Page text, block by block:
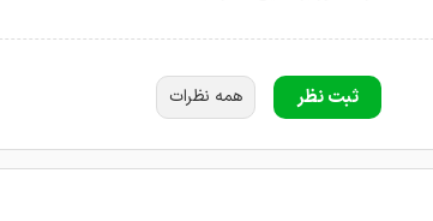
ثبت نظر همه نظرات